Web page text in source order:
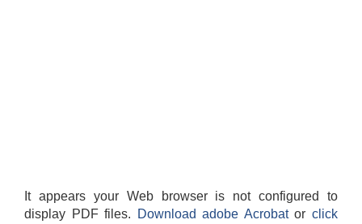
It appears your Web browser is not configured to
display PDF files.
Download adobe Acrobatorclick